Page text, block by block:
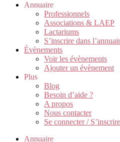
Annuaire
Professionnels
Associations & LAEP
Lactariums
S’inscrire dans
Évènements
Voir les évènements
Ajouter un évènement
Plus
Blog
Besoin d’aide ?
A propos
Nous contacter
Se connecter / S’inscrire
Annuaire